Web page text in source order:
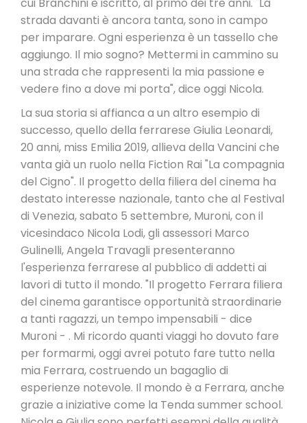
strada davanti è ancora tanta, sono in campo
per imparare. Ogni esperienza è un tassello che
aggiungo. Il mio sogno? Mettermi in cammino su
una strada che rappresenti la mia passione e
vedere fino a dove mi porta", dice oggi Nicola.
La sua storia si affianca a un altro esempio di
successo, quello della ferrarese Giulia Leonardi,
20 anni, miss Emilia 2019, allieva della Vancini che
vanta già un ruolo nella Fiction Rai "La compagnia
del Cigno". Il progetto della filiera del cinema ha
destato interesse nazionale, tanto che al Festival
di Venezia, sabato 5 settembre, Muroni, con il
vicesindaco Nicola Lodi, gli assessori Marco
Gulinelli, Angela Travagli presenteranno
l'esperienza ferrarese al pubblico di addetti ai
lavori di tutto il mondo. "Il progetto Ferrara filiera
del cinema garantisce opportunità straordinarie
a tanti ragazzi, un tempo impensabili - dice
Muroni - . Mi ricordo quanti viaggi ho dovuto fare
per formarmi, oggi avrei potuto fare tutto nella
mia Ferrara, costruendo un bagaglio di
esperienze notevole. Il mondo è a Ferrara, anche
grazie a iniziative come la Tenda summer school.